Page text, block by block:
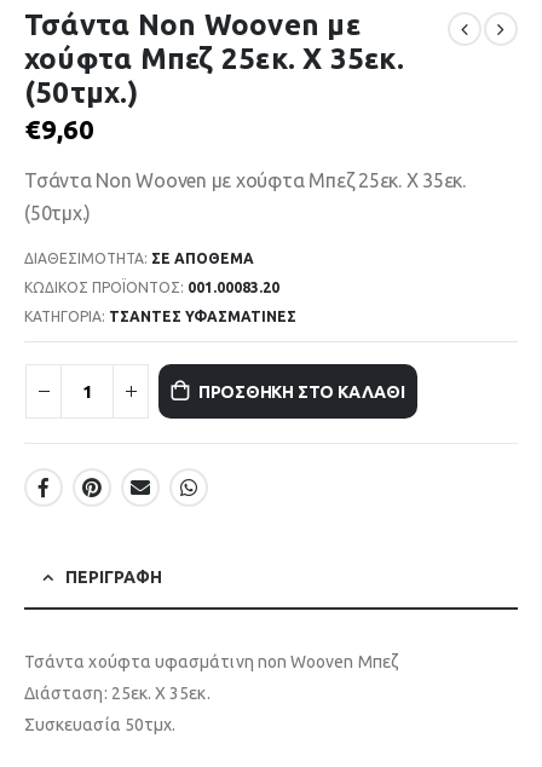
Τσάντα Non Wooven με
χούφτα Μπεζ 25εκ. Χ 35εκ.
(50τμχ.)
€9,60
Τσάντα Non Wooven με χούφτα Μπεζ 25εκ. Χ 35εκ.
(50τμχ.)
ΔΙΑΘΕΣΙΜΌΤΗΤΑ: ΣΕ ΑΠΌΘΕΜΑ
ΚΩΔΙΚΌΣ ΠΡΟΪΌΝΤΟΣ: 001.00083.20
ΚΑΤΗΓΟΡΊΑ: ΤΣΑΝΤΕΣ ΥΦΑΣΜΑΤΙΝΕΣ
ΠΡΟΣΘΉΚΗ ΣΤΟ ΚΑΛΆΘΙ
ΠΕΡΙΓΡΑΦΉ
Τσάντα χούφτα υφασμάτινη non Wooven Μπεζ
Διάσταση: 25εκ. Χ 35εκ.
Συσκευασία 50τμχ.